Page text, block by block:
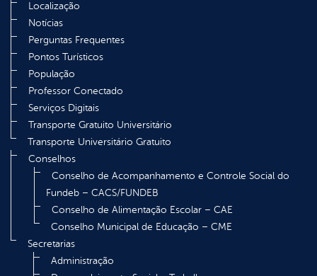
Localização
Notícias
Perguntas Frequentes
Pontos Turísticos
População
Professor Conectado
Serviços Digitais
Transporte Gratuito Universitário
Transporte Universitário Gratuito
Conselhos
Conselho de Acompanhamento e Controle Social do
Fundeb – CACS/FUNDEB
Conselho de Alimentação Escolar – CAE
Conselho Municipal de Educação – CME
Secretarias
Administração